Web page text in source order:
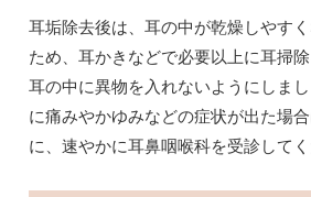
耳垢除去後は、耳の中が乾燥しやす
ため、耳かきなどで必要以上に耳掃除
耳の中に異物を入れないようにしま
に痛みやかゆみなどの症状が出た場
に、速やかに耳鼻咽喉科を受診してく